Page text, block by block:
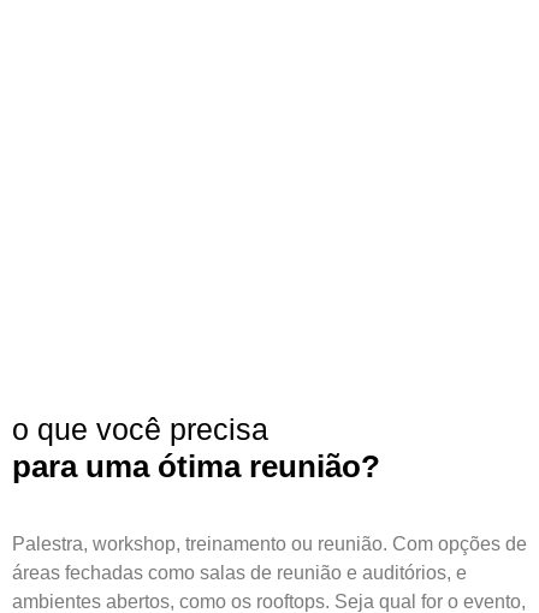
o que você precisa
para uma ótima reunião?
Palestra, workshop, treinamento ou reunião. Com opções de
áreas fechadas como salas de reunião e auditórios, e
ambientes abertos, como os rooftops. Seja qual for o evento,